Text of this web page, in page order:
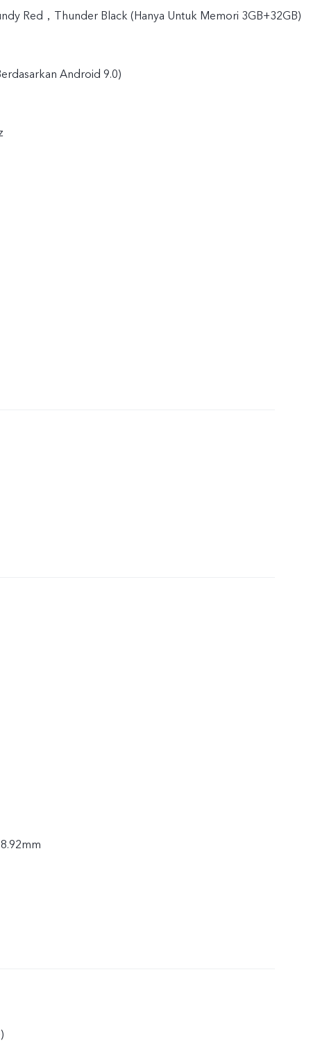
Red，Thunder Black (Hanya Untuk Memori 3GB+32GB)
Android 9.0)